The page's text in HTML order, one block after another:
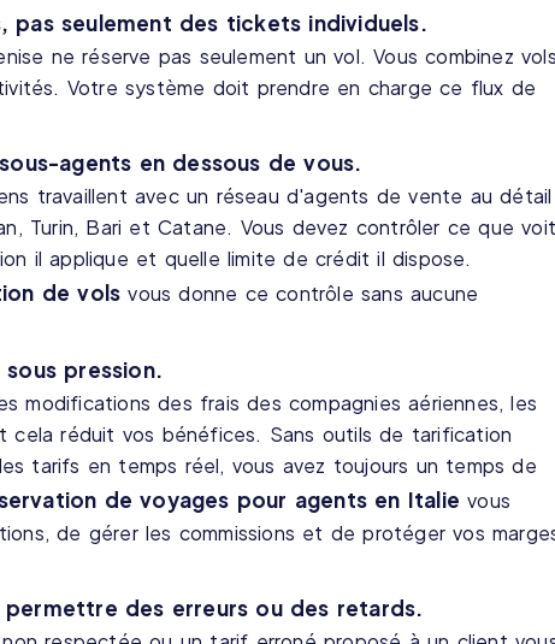
pas seulement des tickets individuels.
ne réserve pas seulement un vol. Vous combinez
Votre système doit prendre en charge ce flux de
agents en dessous de vous.
travaillent avec un réseau d'agents de vente au détail
Turin, Bari et Catane. Vous devez contrôler ce que
il applique et quelle limite de crédit il dispose.
de vols vous donne ce contrôle sans aucune
pression.
modifications des frais des compagnies aériennes, les
cela réduit vos bénéfices. Sans outils de tarification
tarifs en temps réel, vous avez toujours un temps de
de voyages pour agents en Italie vous
de gérer les commissions et de protéger vos
permettre des erreurs ou des retards.